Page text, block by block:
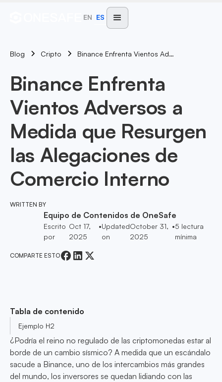
EN ES
Blog Cripto Binance Enfrenta Vientos Adversos A Medida Que Resurgen Las Alegaciones De Comercio Interno
Binance Enfrenta
Vientos Adversos a
Medida que Resurgen
las Alegaciones de
Comercio Interno
WRITTEN BY
Equipo de Contenidos de OneSafe
Escrito
por
Oct 17,
2025
•Updated
on
October 31,
2025
•5 lectura
mínima
COMPARTE ESTO
Tabla de contenido
Ejemplo H2
¿Podría el reino no regulado de las criptomonedas estar al
borde de un cambio sísmico? A medida que un escándalo
sacude a Binance, uno de los intercambios más grandes
del mundo, los inversores se quedan lidiando con las